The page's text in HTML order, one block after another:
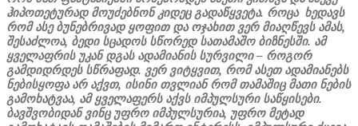
ჰიპოთეტურად მოუძებნონ კიდეც გადაწყვეტა. როცა ხედავს
რომ ასე ბუნებრივად ყოფით და ოჯახით ვერ მიაღწევს ამას,
შესაძლოა, ბედი სცადოს სწორედ სათამაშო ბიზნესში. ამ
ყველაფრის უკან დგას ადამიანის სურვილი – როგორ
გამდიდრდეს სწრაფად. ვერ ვიტყვით, რომ ასეთ ადამიანებს
ნებისყოფა არ აქვთ, ისინი თვლიან რომ თამაშიც მათი ნების
გამოხატვაა, ამ ყველაფერს აქვს იმპულსური საწყისები.
ბავშვობიდან ვინც უფრო იმპულსურია, უფრო მეტად